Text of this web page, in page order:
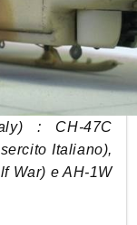
: CH-47C
Italiano),
War) e AH-1W